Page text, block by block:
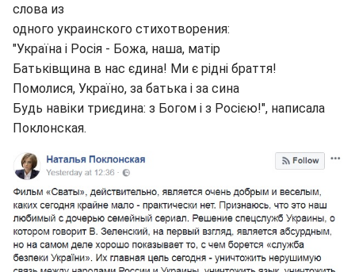
слова из
одного украинского стихотворения:
"Україна і Росія - Божа, наша, матір
Батьківщина в нас єдина! Ми є рідні браття!
Помолися, Україно, за батька і за сина
Будь навіки триєдина: з Богом і з Росією!", написала
Поклонская.